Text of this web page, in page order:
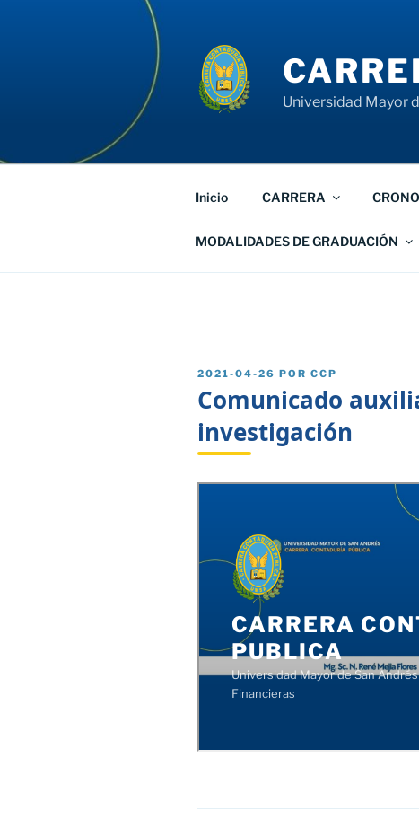
Universidad Mayor
Inicio CARRERA
MODALIDADES DE GRADUACIÓN
PUBLICADO
2021-04-26 POR CCP
Comunicado
investigación